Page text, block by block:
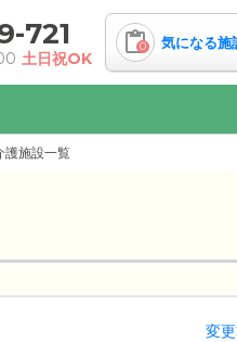
721
土日祝OK
0 気になる施
護施設一覧
変更